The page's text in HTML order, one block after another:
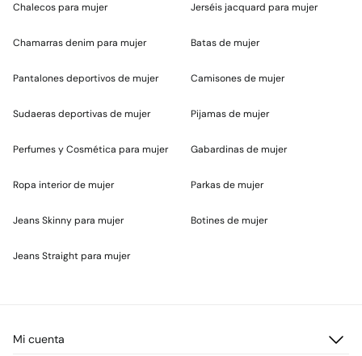
Chalecos para mujer
Chamarras denim para mujer
Pantalones deportivos de mujer
Sudaeras deportivas de mujer
Perfumes y Cosmética para mujer
Ropa interior de mujer
Jeans Skinny para mujer
Jeans Straight para mujer
Jerséis jacquard para mujer
Batas de mujer
Camisones de mujer
Pijamas de mujer
Gabardinas de mujer
Parkas de mujer
Botines de mujer
Mi cuenta